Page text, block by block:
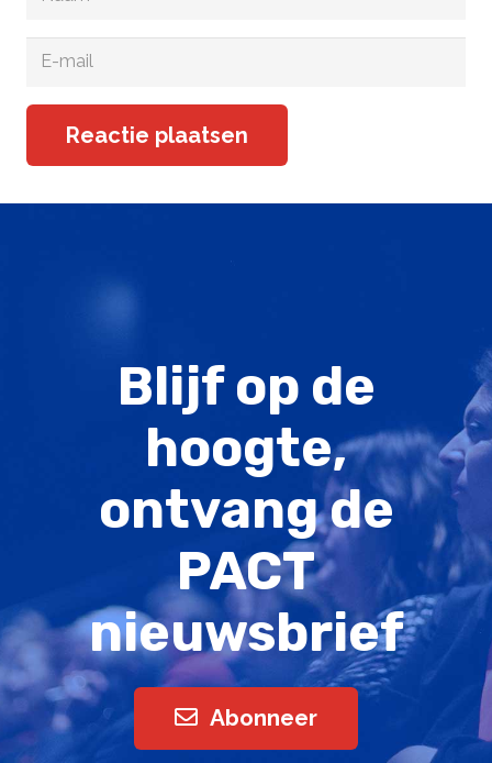
Reactie plaatsen
Blijf op de
hoogte,
ontvang de
PACT
nieuwsbrief
Abonneer